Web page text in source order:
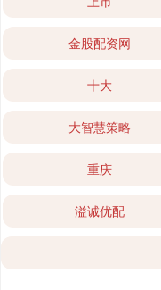
金股配资网
十大
大智慧策略
重庆
溢诚优配